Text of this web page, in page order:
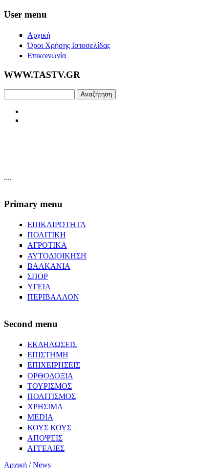
Skip to main content
User menu
Αρχική
Όροι Χρήσης Ιστοσελίδας
Επικοινωνία
WWW.TASTV.GR
....
Primary menu
ΕΠΙΚΑΙΡΟΤΗΤΑ
ΠΟΛΙΤΙΚΗ
ΑΓΡΟΤΙΚΑ
ΑΥΤΟΔΙΟΙΚΗΣΗ
ΒΑΛΚΑΝΙΑ
ΣΠΟΡ
ΥΓΕΙΑ
ΠΕΡΙΒΑΛΛΟΝ
Second menu
ΕΚΔΗΛΩΣΕΙΣ
ΕΠΙΣΤΗΜΗ
ΕΠΙΧΕΙΡΗΣΕΙΣ
ΟΡΘΟΔΟΞΙΑ
ΤΟΥΡΙΣΜΟΣ
ΠΟΛΙΤΙΣΜΟΣ
ΧΡΗΣΙΜΑ
MEDIA
ΚΟΥΣ ΚΟΥΣ
ΑΠΟΨΕΙΣ
ΑΓΓΕΛΙΕΣ
Αρχική /News